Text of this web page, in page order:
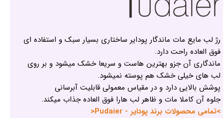
رژ لب مایع مات ماندگار پودایر ساختاری بسیار سبک و استفاده ای
فوق العاده راحت دارد.
ماندگاری آن جزو بهترین هاست و سریعا خشک میشود و بر روی
لب های خیلی خشک هم پوسته نمیشود.
پوشش بالایی دارد و در مقیاس معمولی قابلیت آبرسانی
جلوه آن کاملا مات و ظاهر لب هارا فوق العاده جذاب میکند.
>تمامی محصولات برند پودایر - Pudaier<